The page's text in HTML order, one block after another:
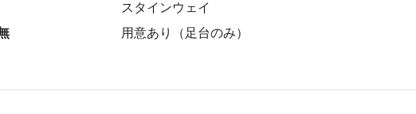
スタインウェイ
用意あり（足台のみ）